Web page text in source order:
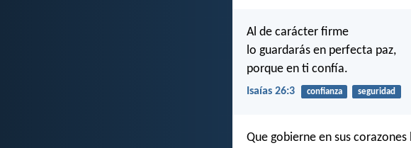
Al de carácter firme
lo guardarás en perfecta paz,
porque en ti confía.
Isaías 26:3 confianza seguridad
Que gobierne en sus